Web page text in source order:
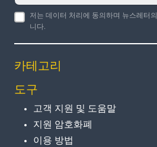
저는 데이터 처리에 동의하며 뉴스레터의
니다.
카테고리
도구
고객 지원 및 도움말
지원 암호화폐
이용 방법